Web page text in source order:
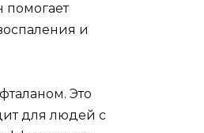
и
Это
для людей с